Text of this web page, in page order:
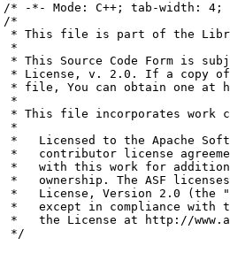
* -*- Mode: C++; tab-width: